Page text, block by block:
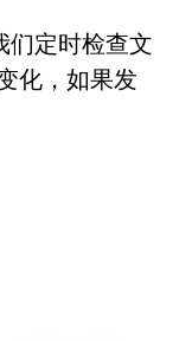
们定时检查文
化，如果发